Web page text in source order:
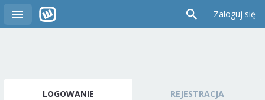
Zaloguj się
LOGOWANIE REJESTRACJA